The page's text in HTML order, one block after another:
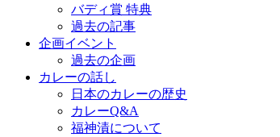
バディ賞 特典
過去の記事
企画イベント
過去の企画
カレーの話し
日本のカレーの歴史
カレーQ&A
福神漬について